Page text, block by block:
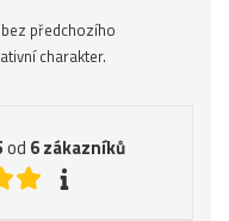
předchozího
charakter.
od 6zákazníků